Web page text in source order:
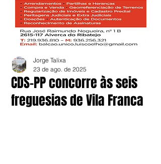
CDS-PP concorre às seis
freguesias de Vila Franca
Jorge Talixa
23 de ago. de 2025